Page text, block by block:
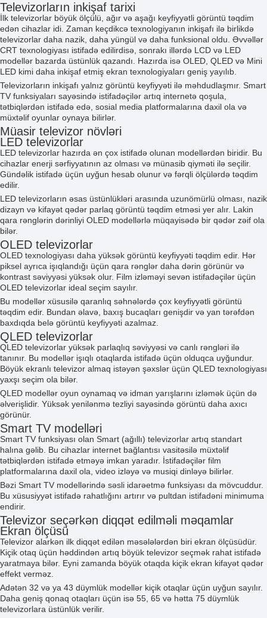
Televizorların inkişaf tarixi
İlk televizorlar böyük ölçülü, ağır və aşağı keyfiyyətli görüntü təqdim
edən cihazlar idi. Zaman keçdikcə texnologiyanın inkişafı ilə birlikdə
televizorlar daha nazik, daha yüngül və daha funksional oldu. Əvvəllər
CRT texnologiyası istifadə edilirdisə, sonrakı illərdə LCD və LED
modellər bazarda üstünlük qazandı. Hazırda isə OLED, QLED və Mini
LED kimi daha inkişaf etmiş ekran texnologiyaları geniş yayılıb.
Televizorların inkişafı yalnız görüntü keyfiyyəti ilə məhdudlaşmır. Smart
TV funksiyaları sayəsində istifadəçilər artıq internetə qoşula,
tətbiqlərdən istifadə edə, sosial media platformalarına daxil ola və
müxtəlif oyunlar oynaya bilirlər.
Müasir televizor növləri
LED televizorlar
LED televizorlar hazırda ən çox istifadə olunan modellərdən biridir. Bu
cihazlar enerji sərfiyyatının az olması və münasib qiyməti ilə seçilir.
Gündəlik istifadə üçün uyğun hesab olunur və fərqli ölçülərdə təqdim
edilir.
LED televizorların əsas üstünlükləri arasında uzunömürlü olması, nazik
dizayn və kifayət qədər parlaq görüntü təqdim etməsi yer alır. Lakin
qara rənglərin dərinliyi OLED modellərlə müqayisədə bir qədər zəif ola
bilər.
OLED televizorlar
OLED texnologiyası daha yüksək görüntü keyfiyyəti təqdim edir. Hər
piksel ayrıca işıqlandığı üçün qara rənglər daha dərin görünür və
kontrast səviyyəsi yüksək olur. Film izləməyi sevən istifadəçilər üçün
OLED televizorlar ideal seçim sayılır.
Bu modellər xüsusilə qaranlıq səhnələrdə çox keyfiyyətli görüntü
təqdim edir. Bundan əlavə, baxış bucaqları genişdir və yan tərəfdən
baxdıqda belə görüntü keyfiyyəti azalmaz.
QLED televizorlar
QLED televizorlar yüksək parlaqlıq səviyyəsi və canlı rəngləri ilə
tanınır. Bu modellər işıqlı otaqlarda istifadə üçün olduqca uyğundur.
Böyük ekranlı televizor almaq istəyən şəxslər üçün QLED texnologiyası
yaxşı seçim ola bilər.
QLED modellər oyun oynamaq və idman yarışlarını izləmək üçün də
əlverişlidir. Yüksək yenilənmə tezliyi sayəsində görüntü daha axıcı
görünür.
Smart TV modelləri
Smart TV funksiyası olan Smart (ağıllı) televizorlar artıq standart
halına gəlib. Bu cihazlar internet bağlantısı vasitəsilə müxtəlif
tətbiqlərdən istifadə etməyə imkan yaradır. İstifadəçilər film
platformalarına daxil ola, video izləyə və musiqi dinləyə bilirlər.
Bəzi Smart TV modellərində səsli idarəetmə funksiyası da mövcuddur.
Bu xüsusiyyət istifadə rahatlığını artırır və pultdan istifadəni minimuma
endirir.
Televizor seçərkən diqqət edilməli məqamlar
Ekran ölçüsü
Televizor alarkən ilk diqqət edilən məsələlərdən biri ekran ölçüsüdür.
Kiçik otaq üçün həddindən artıq böyük televizor seçmək rahat istifadə
yaratmaya bilər. Eyni zamanda böyük otaqda kiçik ekran kifayət qədər
effekt verməz.
Adətən 32 və ya 43 düymlük modellər kiçik otaqlar üçün uyğun sayılır.
Daha geniş qonaq otaqları üçün isə 55, 65 və hətta 75 düymlük
televizorlara üstünlük verilir.